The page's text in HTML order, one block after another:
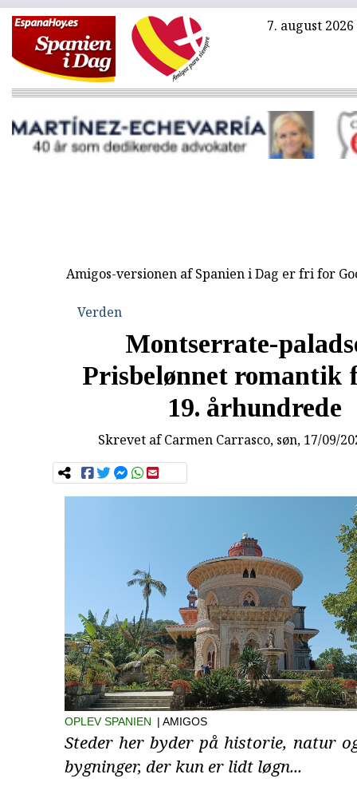
7. august 2026
Amigos-versionen af Spanien i Dag er fri for
Verden
Montserrate-
Prisbelønnet romantik
19. århundrede
Skrevet afCarmen Carrasco, søn, 17/09/
OPLEV SPANIEN | AMIGOS
Steder her byder på historie, natur
bygninger, der kun er lidt løgn...